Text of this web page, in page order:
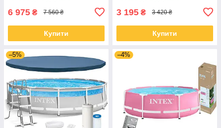
6 975 ₴ 7 560 ₴
Купити
3 195 ₴ 3 420 ₴
Купити
–5% –4%